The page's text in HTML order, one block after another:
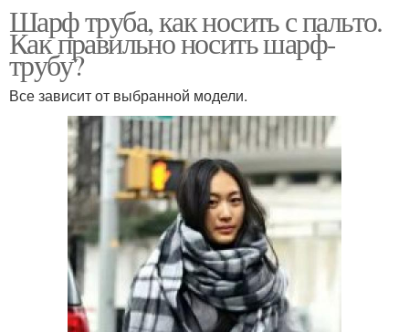
Шарф труба, как носить с пальто.
Как правильно носить шарф-
трубу?
Все зависит от выбранной модели.